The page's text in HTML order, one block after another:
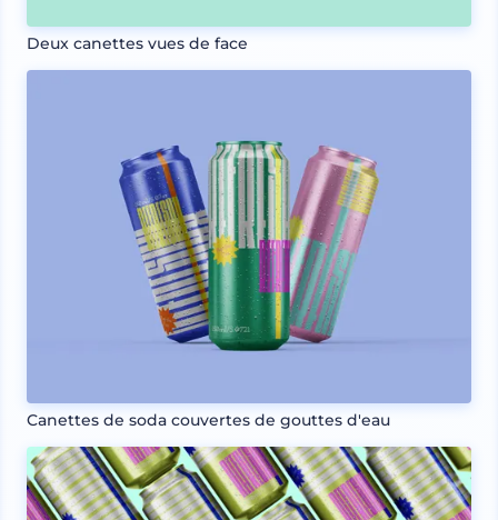
Deux canettes vues de face
Canettes de soda couvertes de gouttes d'eau